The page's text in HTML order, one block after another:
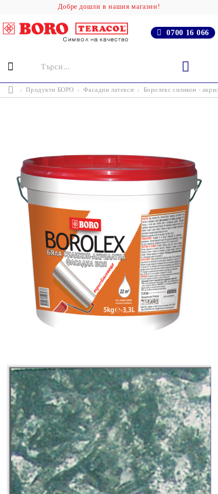
Добре дошли в нашия магазин!
0700 16 066
Продукти БОРО Фасадни латекси Боролекс силикон -